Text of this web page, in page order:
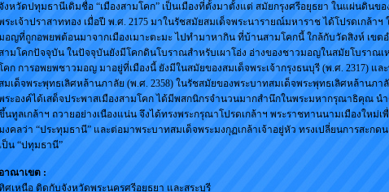
งหวัดปทุมธานีเดิมชื่อ “เมืองสามโคก” เป็นเมืองที่ตั้งมาตั้งแต่ สมัยกรุงศรีอยุธยา ในแผ่นดินขอ
ระเจ้าปราสาททอง เมื่อปี พ.ศ. 2175 มาในรัชสมัยสมเด็จพระนารายณ์มหาราช ได้โปรดเกล้าฯ
อญที่ถูกอพยพต้อนมาจากเมืองเมาะตะมะ ไปทำมาหากิน ที่บ้านสามโคกนี้ ใกล้กับวัดสิงห์ เขตอ
ามโคกปัจจุบัน ในปัจจุบันยังมีโคกดินโบราณสำหรับเผาโอ่ง อ่างของชาวมอญในสมัยโบราณเห
คก การอพยพชาวมอญ มาอยู่ที่เมืองนี้ ยังมีในสมัยของสมเด็จพระเจ้ากรุงธนบุรี (พ.ศ. 2317) แล
มเด็จพระพุทธเลิศหล้านภาลัย (พ.ศ. 2358) ในรัชสมัยของพระบาทสมเด็จพระพุทธเลิศหล้านภา
ระองค์ได้เสด็จประพาสเมืองสามโคก ได้มีพสกนิกรจำนวนมากสำนึกในพระมหากรุณาธิคุณ น
นทูลเกล้าฯ ถวายอย่างเนืองแน่น จึงได้ทรงพระกรุณาโปรดเกล้าฯ พระราชทานนามเมืองใหม่เ
งคลว่า “ประทุมธานี” และต่อมาพระบาทสมเด็จพระมงกุฏเกล้าเจ้าอยู่หัว ทรงเปลี่ยนการสะกด
เป็น “ปทุมธานี”
อาณาเขต :
ศเหนือติดกับจังหวัดพระนครศรีอยุธยา และสระบุรี